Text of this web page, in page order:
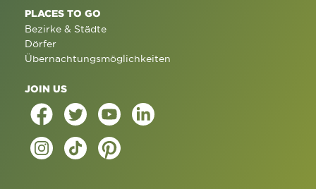
PLACES TO GO
Bezirke & Städte
Dörfer
Übernachtungsmöglichkeiten
JOIN US